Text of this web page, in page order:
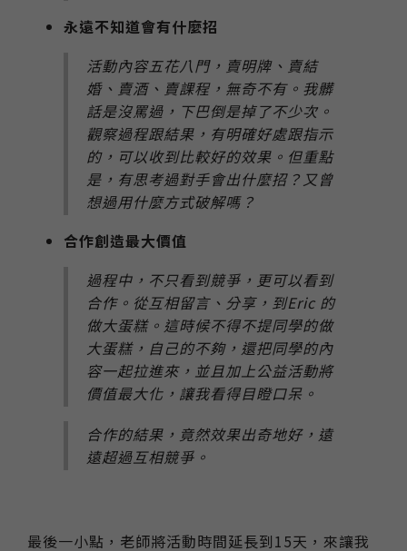
永遠不知道會有什麼招
活動內容五花八門，賣明牌、賣結
婚、賣酒、賣課程，無奇不有。我髒
話是沒罵過，下巴倒是掉了不少次。
觀察過程跟結果，有明確好處跟指示
的，可以收到比較好的效果。但重點
是，有思考過對手會出什麼招？又曾
想過用什麼方式破解嗎？
合作創造最大價值
過程中，不只看到競爭，更可以看到
合作。從互相留言、分享，到Eric 的
做大蛋糕。這時候不得不提同學的做
大蛋糕，自己的不夠，還把同學的內
容一起拉進來，並且加上公益活動將
價值最大化，讓我看得目瞪口呆。
合作的結果，竟然效果出奇地好，遠
遠超過互相競爭。
最後一小點，老師將活動時間延長到15天，來讓我